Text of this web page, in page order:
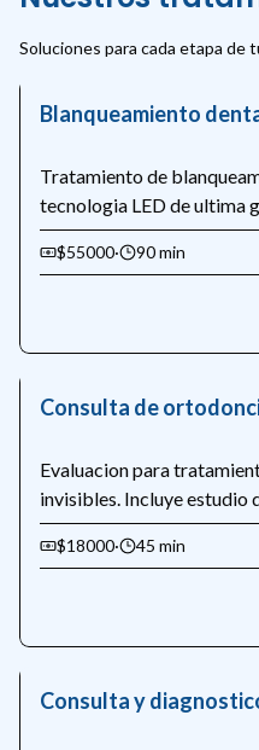
Soluciones para cada etapa de
Blanqueamiento
Tratamiento de
tecnologia LED de ultima
visibles desde la primera
blancos.
$55000· 90 min
Consulta de
Evaluacion para
invisibles. Incluye estudio
cefalometrico y
$18000· 45 min
Consulta y